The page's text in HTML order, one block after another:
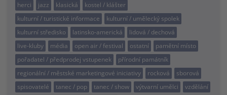
herci
jazz klasická
kostel / klášter
kulturní / turistické informace
kulturní / umělecký spolek
kulturní středisko
latinsko-americká
lidová / dechová
live-kluby
média open air / festival ostatní
pamětní místo
pořadatel / předprodej vstupenek
přírodní památník
regionální / městské marketingové iniciativy
rocková
sborová
spisovatelé
tanec / pop tanec / show výtvarní umělci
vzdělání